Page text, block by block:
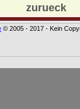
zurueck
© 2005 - 2017 - Kein